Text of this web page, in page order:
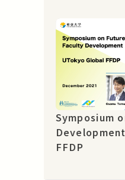
Symposium
FFDP